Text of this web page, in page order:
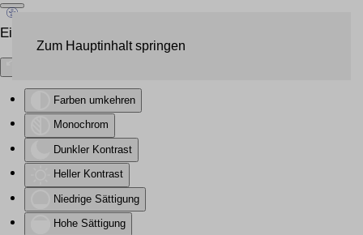
Eingabehilfen öffnen
Farben umkehren
Monochrom
Dunkler Kontrast
Heller Kontrast
Niedrige Sättigung
Hohe Sättigung
Zum Hauptinhalt springen